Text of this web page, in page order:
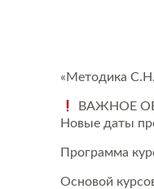
«Методика С.Н.
ВАЖНОЕ
Новые даты
Программа
Основой